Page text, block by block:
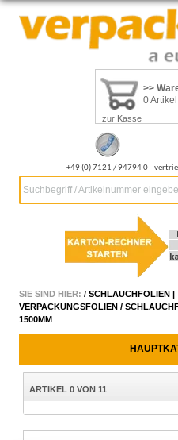
>>
0 Artikel
zur Kasse
+49 (0) 7121 / 94794 0
Suchbegriff / Artikelnummer
SIE SIND HIER: / SCHLAUCHFOLIEN |
VERPACKUNGSFOLIEN /
1500MM
ARTIKEL 0 VON 11